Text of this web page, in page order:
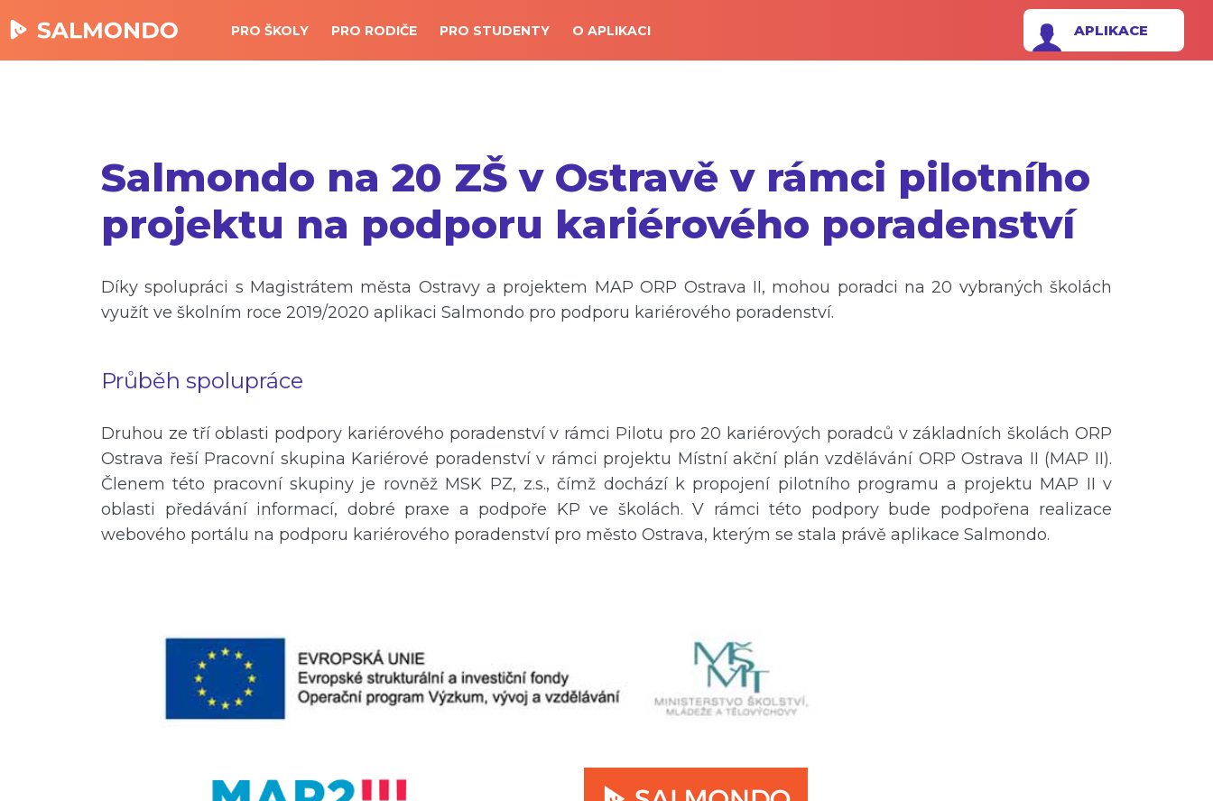
PRO ŠKOLY PRO RODIČE PRO STUDENTY O APLIKACI APLIKACE
Salmondo na 20 ZŠ v Ostravě v rámci pilotního
projektu na podporu kariérového poradenství
Díky spolupráci s Magistrátem města Ostravy a projektem MAP ORP Ostrava II, mohou poradci na 20 vybraných školách
využít ve školním roce 2019/2020 aplikaci Salmondo pro podporu kariérového poradenství.
Průběh spolupráce
Druhou ze tří oblasti podpory kariérového poradenství v rámci Pilotu pro 20 kariérových poradců v základních školách ORP
Ostrava řeší Pracovní skupina Kariérové poradenství v rámci projektu Místní akční plán vzdělávání ORP Ostrava II (MAP II).
Členem této pracovní skupiny je rovněž MSK PZ, z.s., čímž dochází k propojení pilotního programu a projektu MAP II v
oblasti předávání informací, dobré praxe a podpoře KP ve školách. V rámci této podpory bude podpořena realizace
webového portálu na podporu kariérového poradenství pro město Ostrava, kterým se stala právě aplikace Salmondo.